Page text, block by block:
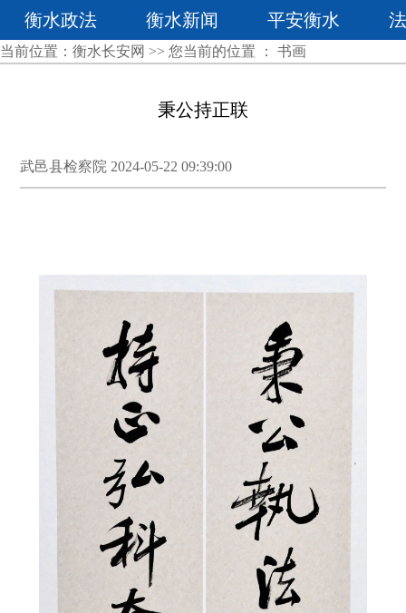
衡水政法 衡水新闻 平安衡水
当前位置： 衡水长安网 >> 您当前的位置 ： 书画
秉公持正联
武邑县检察院 2024-05-22 09:39:00